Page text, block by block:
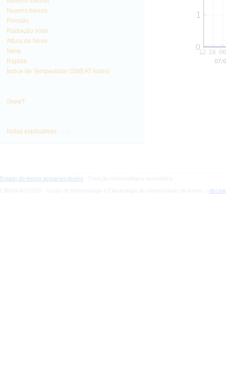
Nuvens baixas
Pressão
Radiação solar
Altura de Neve
Neve
Rajada
Índice de Tempestade (SWEAT Index)
SkewT
Notas explicativas
Estado do tempo actual em Aveiro - Estação meteorológica automática
CliM@UA ©2010 - Grupo de Meteorologia e Climatologia da Universidade de Aveiro |